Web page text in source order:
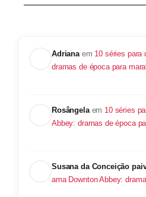
Adriana em 10 séries para
dramas de época para
Rosângela em 10 séries
Abbey: dramas de época
Susana da Conceição
ama Downton Abbey: